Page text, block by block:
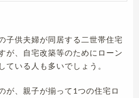
子供夫婦が同居する二世帯住宅
が、自宅改築等のためにローン
ている人も多いでしょう。
が、親子が揃って1つの住宅ロ